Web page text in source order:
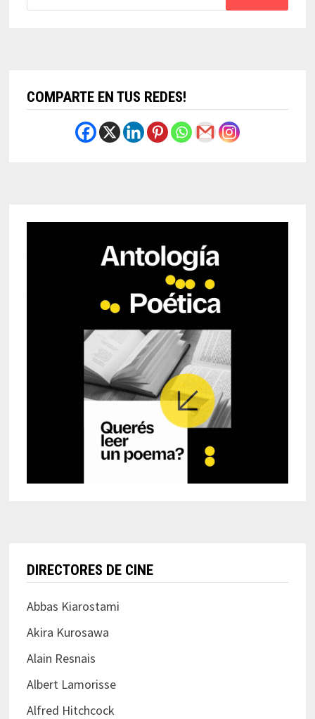
COMPARTE EN TUS REDES!
DIRECTORES DE CINE
Abbas Kiarostami
Akira Kurosawa
Alain Resnais
Albert Lamorisse
Alfred Hitchcock